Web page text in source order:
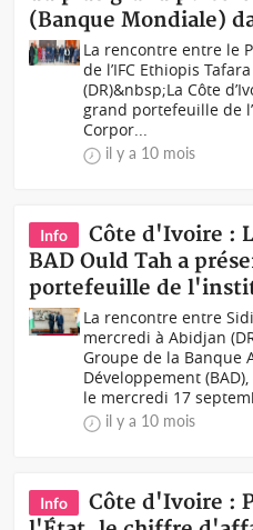
(Banque Mondiale)
La rencontre entre le
de l’IFC Ethiopis
(DR)&nbsp;La Côte
grand portefeuille de
Corpor...
il y a 10 mois
Info
Côte d'Ivoire :
BAD Ould Tah a
portefeuille de
La rencontre entre
mercredi à Abidjan
Groupe de la Banque
Développement
le mercredi 17
il y a 10 mois
Info
Côte d'Ivoire :